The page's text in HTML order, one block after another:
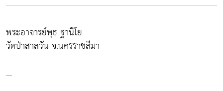
พระอาจารย์พุธ ฐานิโย
วัดป่าสาลวัน จ.นครราชสีมา
...